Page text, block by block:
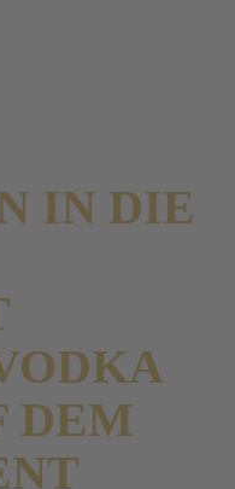
IN DIE
DEM